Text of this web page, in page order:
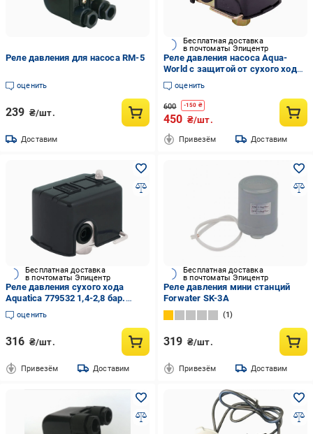
Реле давления для насоса RM-5
оценить
239 ₴/шт.
Доставим
Бесплатная доставка
в почтоматы Эпицентр
Реле давления насоса Aqua-
World с защитой от сухого хода
PC-2А (НА001.1)
оценить
600 -150 ₴
450 ₴/шт.
Привезём Доставим
Бесплатная доставка
в почтоматы Эпицентр
Реле давления сухого хода
Aquatica 779532 1,4-2,8 бар.
гайка (AKD4160)
оценить
316 ₴/шт.
Привезём Доставим
Бесплатная доставка
в почтоматы Эпицентр
Реле давления мини станций
Forwater SK-3A
1
319 ₴/шт.
Привезём Доставим